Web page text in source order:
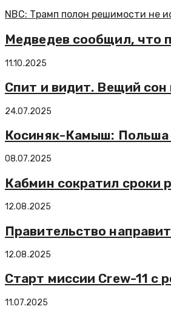
NBC: Трамп полон решимости не
Медведев сообщил, что
11.10.2025
Спит и видит. Вещий
24.07.2025
Косиняк-Камыш: Польша
08.07.2025
Кабмин сократил сроки
12.08.2025
Правительство
12.08.2025
Старт миссии Crew-11 с
11.07.2025